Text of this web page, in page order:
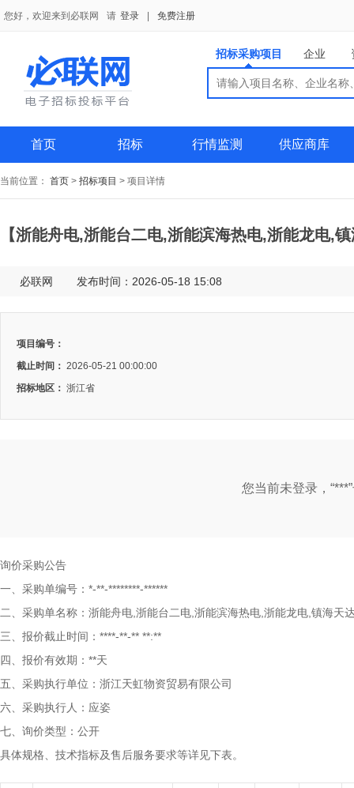
您好，欢迎来到必联网 请 登录 免费注册
招标采购项目 企业
首页 招标 行情监测 供应商库
当前位置： 首页 > 招标项目 > 项目详情
【浙能舟电,浙能台二电,浙能滨海热电,浙能龙电,
必联网 发布时间：2026-05-18 15:08
项目编号：
截止时间： 2026-05-21 00:00:00
招标地区： 浙江省
您当前未登录，
询价采购公告
一、采购单编号：*-**-********-******
二、采购单名称：浙能舟电,浙能台二电,浙能滨海热电,浙能龙电,镇海天
三、报价截止时间：****-**-** **:**
四、报价有效期：**天
五、采购执行单位：浙江天虹物资贸易有限公司
六、采购执行人：应姿
七、询价类型：公开
具体规格、技术指标及售后服务要求等详见下表。